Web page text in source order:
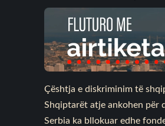
Çështja e diskriminim të
Shqiptarët atje ankohen për
Serbia ka bllokuar edhe